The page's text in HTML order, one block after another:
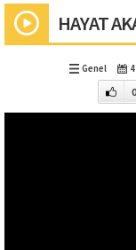
HAYAT
Genel
0